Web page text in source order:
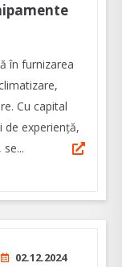
în furnizarea
Cu capital
de experiență,
02.12.2024